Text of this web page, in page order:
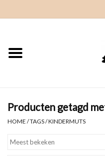
Home
Kleding
Producten getagd
HOME /TAGS/KINDERMUTS